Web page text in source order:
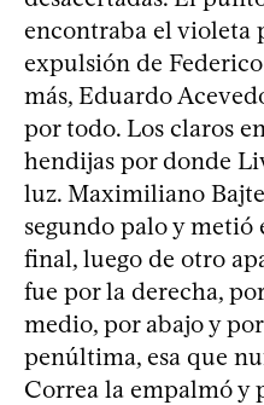
encontraba el violeta
expulsión de
más, Eduardo
por todo. Los claros
hendijas por donde
luz. Maximiliano
segundo palo y metió
final, luego de otro
fue por la derecha,
medio, por abajo y
penúltima, esa que
Correa la empalmó y